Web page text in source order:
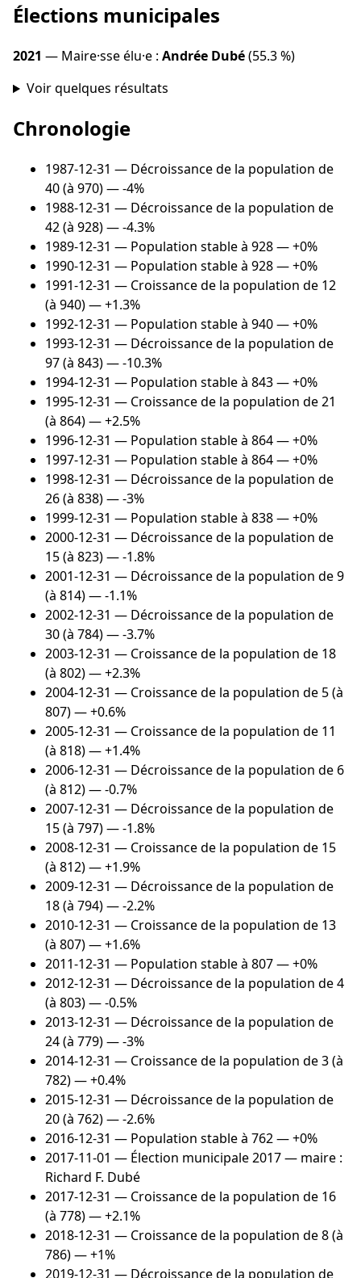
Élections municipales
2021 — Maire·sse élu·e : Andrée Dubé(55.3 %)
Voir quelques résultats
Chronologie
1987-12-31 — Décroissance de la population de
40 (à 970) — -4%
1988-12-31 — Décroissance de la population de
42 (à 928) — -4.3%
1989-12-31 — Population stable à 928 — +0%
1990-12-31 — Population stable à 928 — +0%
1991-12-31 — Croissance de la population de 12
(à 940) — +1.3%
1992-12-31 — Population stable à 940 — +0%
1993-12-31 — Décroissance de la population de
97 (à 843) — -10.3%
1994-12-31 — Population stable à 843 — +0%
1995-12-31 — Croissance de la population de 21
(à 864) — +2.5%
1996-12-31 — Population stable à 864 — +0%
1997-12-31 — Population stable à 864 — +0%
1998-12-31 — Décroissance de la population de
26 (à 838) — -3%
1999-12-31 — Population stable à 838 — +0%
2000-12-31 — Décroissance de la population de
15 (à 823) — -1.8%
2001-12-31 — Décroissance de la population de 9
(à 814) — -1.1%
2002-12-31 — Décroissance de la population de
30 (à 784) — -3.7%
2003-12-31 — Croissance de la population de 18
(à 802) — +2.3%
2004-12-31 — Croissance de la population de 5 (à
807) — +0.6%
2005-12-31 — Croissance de la population de 11
(à 818) — +1.4%
2006-12-31 — Décroissance de la population de 6
(à 812) — -0.7%
2007-12-31 — Décroissance de la population de
15 (à 797) — -1.8%
2008-12-31 — Croissance de la population de 15
(à 812) — +1.9%
2009-12-31 — Décroissance de la population de
18 (à 794) — -2.2%
2010-12-31 — Croissance de la population de 13
(à 807) — +1.6%
2011-12-31 — Population stable à 807 — +0%
2012-12-31 — Décroissance de la population de 4
(à 803) — -0.5%
2013-12-31 — Décroissance de la population de
24 (à 779) — -3%
2014-12-31 — Croissance de la population de 3 (à
782) — +0.4%
2015-12-31 — Décroissance de la population de
20 (à 762) — -2.6%
2016-12-31 — Population stable à 762 — +0%
2017-11-01 — Élection municipale 2017 — maire :
Richard F. Dubé
2017-12-31 — Croissance de la population de 16
(à 778) — +2.1%
2018-12-31 — Croissance de la population de 8 (à
786) — +1%
2019-12-31 — Décroissance de la population de